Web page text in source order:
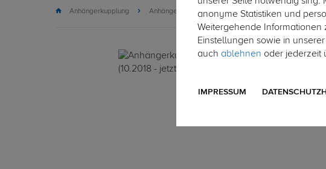
Anhängerkupplung Anhängerkupplung abnehmbaranonyme Statistiken und
Weitergehende Informationen
Einstellungen sowie in unserer
auch ablehnen oder jederzeit
IMPRESSUM